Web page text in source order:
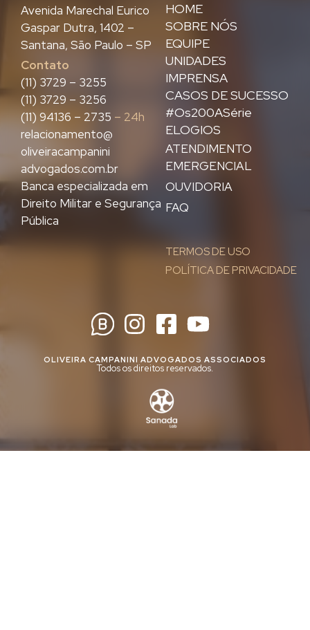
HOME
SOBRE NÓS
EQUIPE
UNIDADES
IMPRENSA
CASOS DE SUCESSO
#Os200ASérie
ELOGIOS
ATENDIMENTO
EMERGENCIAL
OUVIDORIA
FAQ
TERMOS DE USO
POLÍTICA DE PRIVACIDADE
Avenida Marechal Eurico
Gaspar Dutra, 1402 –
Santana, São Paulo – SP
Contato
(11) 3729 – 3255
(11) 3729 – 3256
(11) 94136 – 2735 – 24h
relacionamento@
oliveiracampanini
advogados.com.br
Banca especializada em
Direito Militar e Segurança
Pública
OLIVEIRA CAMPANINI ADVOGADOS ASSOCIADOS
Todos os direitos reservados.